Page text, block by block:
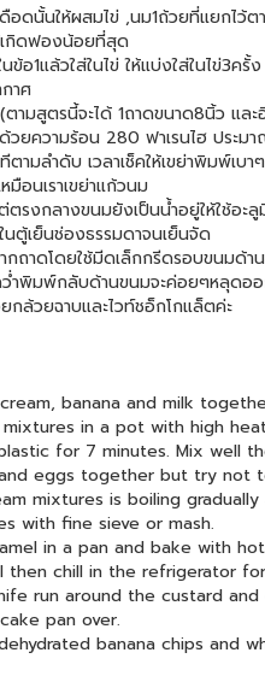
ดือดนั้นให้ผสมไข่ ,นม1ถ้วยที่แยกไว้
กิดฟองน้อยที่สุด
อ1แล้วใส่ในไข่ ให้แบ่งใส่ในไข่3ค
าศ
ามสูตรนี้จะได้ 1ถาดขนาด8นิ้ว แล
ยความร้อน 280 ฟาเรนไฮ ประม
ามลำดับ เวลาเช็คให้เขย่าพิมพ์เ
มือนเราเขย่าแก้วนม
ตรงกลางขนมยังเป็นน้ำอยู่ให้ใช้อ
นตู้เย็นช่องธรรมดาจนเย็นจัด
ถาดโดยใช้มีดเล็กกรีดรอบขนมด้
พิมพ์กลับด้านขนมจะค่อยๆหลุดออ
ล้วยฉาบและไวท์ชอ็กโกแล็ตค่ะ
banana and milk
in a pot with high
for 7 minutes. Mix well
eggs together but try not
mixtures is boiling
with fine sieve or mash.
in a pan and bake with
then chill in the refrigerator
run around the custard
pan over.
banana chips and